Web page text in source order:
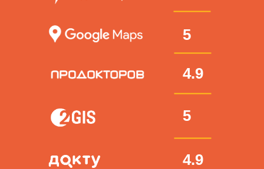
4.9
5
5
4.9